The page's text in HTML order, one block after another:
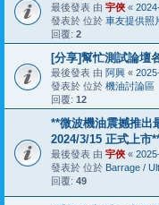
最後發表 由 宇俠 «
發表於 位於 車友提供照
回覆: 2
[分享]幫忙測試論壇
最後發表 由 阿興 «
發表於 位於 機油討論區
回覆: 12
**微波機油震撼推出
2024/3/15 正式上市
最後發表 由 宇俠 «
發表於 位於 Barrage /
回覆: 49